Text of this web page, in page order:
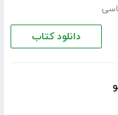
دانلود کتاب